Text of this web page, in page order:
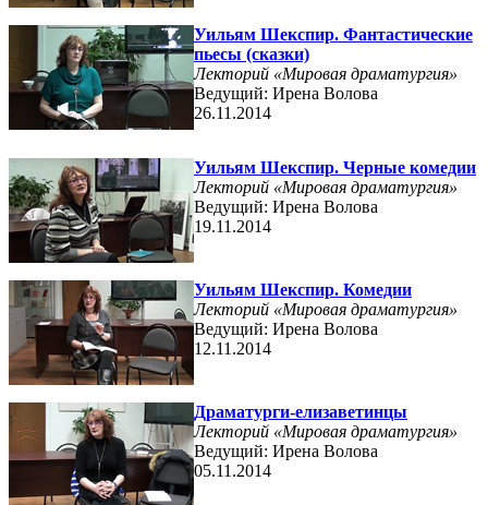
Уильям Шекспир. Фантастические
пьесы (сказки)
Лекторий «Мировая драматургия»
Ведущий: Ирена Волова
26.11.2014
Уильям Шекспир. Черные комедии
Лекторий «Мировая драматургия»
Ведущий: Ирена Волова
19.11.2014
Уильям Шекспир. Комедии
Лекторий «Мировая драматургия»
Ведущий: Ирена Волова
12.11.2014
Драматурги-елизаветинцы
Лекторий «Мировая драматургия»
Ведущий: Ирена Волова
05.11.2014